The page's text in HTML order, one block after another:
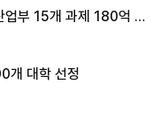
업부 15개 과제 180억 지
개 대학 선정